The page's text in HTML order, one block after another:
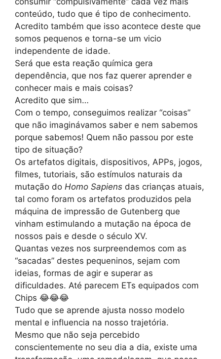
conteúdo, tudo que é tipo de conhecimento.
Acredito também que isso acontece deste que
somos pequenos e torna-se um vicio
independente de idade.
Será que esta reação química gera
dependência, que nos faz querer aprender e
conhecer mais e mais coisas?
Acredito que sim…
Com o tempo, conseguimos realizar “coisas”
que não imaginávamos saber e nem sabemos
porque sabemos! Quem não passou por este
tipo de situação?
Os artefatos digitais, dispositivos, APPs, jogos,
filmes, tutoriais, são estímulos naturais da
mutação do Homo Sapiens das crianças atuais,
tal como foram os artefatos produzidos pela
máquina de impressão de Gutenberg que
vinham estimulando a mutação na época de
nossos pais e desde o século XV.
Quantas vezes nos surpreendemos com as
“sacadas” destes pequeninos, sejam com
ideias, formas de agir e superar as
dificuldades. Até parecem ETs equipados com
Chips 😂😂😂
Tudo que se aprende ajusta nosso modelo
mental e influencia na nosso trajetória.
Mesmo que não seja percebido
conscientemente no seu dia a dia, existe uma